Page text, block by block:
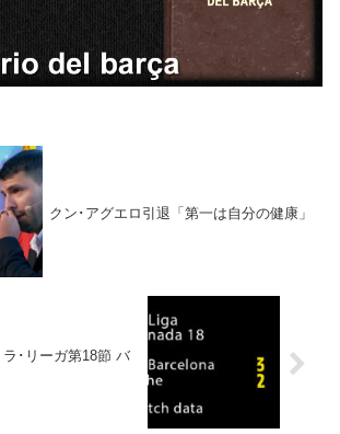
クン･アグエロ引退「第一は自分の健康」
ラ･リーガ第18節 バ